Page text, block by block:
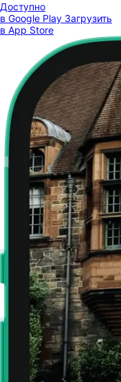
Доступно
в Google Play Загрузить
в App Store